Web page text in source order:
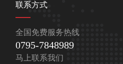
联系方式
全国免费服务热线
0795-7848989
马上联系我们